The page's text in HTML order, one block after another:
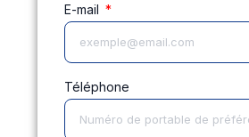
E-mail
Téléphone